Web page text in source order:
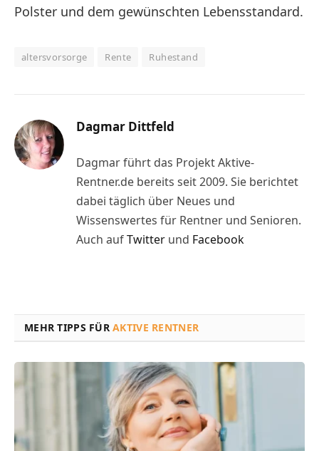
Polster und dem gewünschten Lebensstandard.
altersvorsorge Rente Ruhestand
Dagmar Dittfeld
Dagmar führt das Projekt Aktive-
Rentner.de bereits seit 2009. Sie berichtet
dabei täglich über Neues und
Wissenswertes für Rentner und Senioren.
Auch aufTwitter und Facebook
MEHR TIPPS FÜRAKTIVE RENTNER